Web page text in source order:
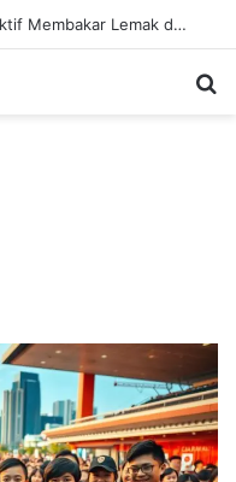
Kardio Outdoor Ringan yang Efektif Membakar Lemak dan Menyegarkan Tubuh Anda